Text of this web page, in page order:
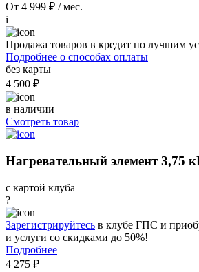
От 4 999 ₽ / мес.
i
Продажа товаров в кредит по лучшим
Подробнее о способах оплаты
без карты
4 500 ₽
в наличии
Смотреть товар
Нагревательный элемент 3,75
с картой клуба
?
Зарегистрируйтесь в клубе ГПС и
и услуги со скидками до 50%!
Подробнее
4 275 ₽